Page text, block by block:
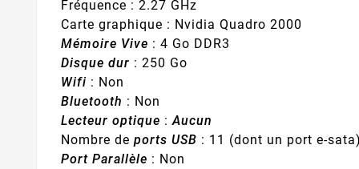
Fréquence : 2.27 GHz
Carte graphique : Nvidia Quadro 2000
Mémoire Vive : 4 Go DDR3
Disque dur : 250 Go
Wifi : Non
Bluetooth : Non
Lecteur optique : Aucun
Nombre de ports USB : 11 (dont un port e-sata)
Port Parallèle : Non